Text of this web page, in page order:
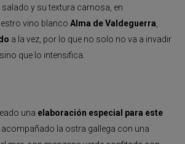
y su textura carnosa, en
vino blanco Alma de Valdeguerra
a la vez, por lo que no solo no va a invadir
que lo intensifica.
una elaboración especial para este
acompañado la ostra gallega con una